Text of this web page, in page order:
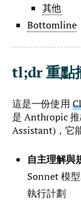
其他
Bottomline
tl;dr 重點
這是一份使用
是 Anthropic
Assistant)，它
自主理解與
Sonnet 模
執行計劃